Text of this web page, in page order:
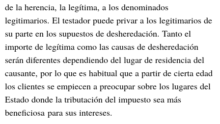
de la herencia, la legítima, a los denominados
legitimarios. El testador puede privar a los legitimarios de
su parte en los supuestos de desheredación. Tanto el
importe de legítima como las causas de desheredación
serán diferentes dependiendo del lugar de residencia del
causante, por lo que es habitual que a partir de cierta edad
los clientes se empiecen a preocupar sobre los lugares del
Estado donde la tributación del impuesto sea más
beneficiosa para sus intereses.